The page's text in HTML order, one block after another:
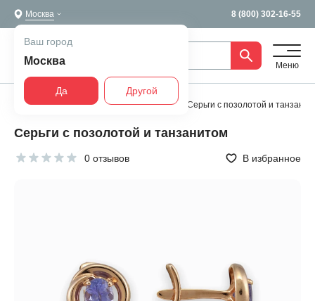
Москва 8 (800) 302-16-55
Ваш город
Москва
Да Другой
Меню
Главная Все украшения Серьги Серьги с позолотой и
Серьги с позолотой и танзанитом
0 отзывов В избранное